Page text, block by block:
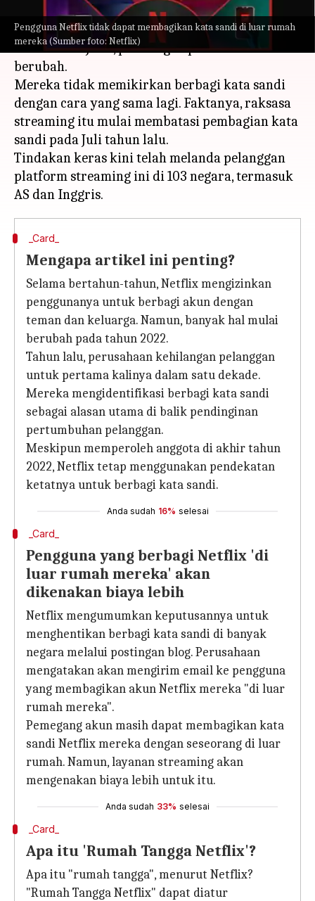
Pengguna Netflix tidak dapat membagikan kata sandi di luar rumah
mereka (Sumber foto: Netflix)
Netflix pernah berkata, "cinta adalah berbagi
kata sandi." Jelas, pandangan perusahaan telah
berubah.
Mereka tidak memikirkan berbagi kata sandi
dengan cara yang sama lagi. Faktanya, raksasa
streaming itu mulai membatasi pembagian kata
sandi pada Juli tahun lalu.
Tindakan keras kini telah melanda pelanggan
platform streaming ini di 103 negara, termasuk
_Card_
Mengapa artikel ini penting?
Selama bertahun-tahun, Netflix mengizinkan
penggunanya untuk berbagi akun dengan
teman dan keluarga. Namun, banyak hal mulai
berubah pada tahun 2022.
Tahun lalu, perusahaan kehilangan pelanggan
untuk pertama kalinya dalam satu dekade.
Mereka mengidentifikasi berbagi kata sandi
sebagai alasan utama di balik pendinginan
pertumbuhan pelanggan.
Meskipun memperoleh anggota di akhir tahun
2022, Netflix tetap menggunakan pendekatan
ketatnya untuk berbagi kata sandi.
Anda sudah 16% selesai
_Card_
Pengguna yang berbagi Netflix 'di
luar rumah mereka' akan
dikenakan biaya lebih
Netflix mengumumkan keputusannya untuk
menghentikan berbagi kata sandi di banyak
negara melalui postingan blog. Perusahaan
mengatakan akan mengirim email ke pengguna
yang membagikan akun Netflix mereka "di luar
rumah mereka".
Pemegang akun masih dapat membagikan kata
sandi Netflix mereka dengan seseorang di luar
rumah. Namun, layanan streaming akan
mengenakan biaya lebih untuk itu.
Anda sudah 33% selesai
_Card_
Apa itu 'Rumah Tangga Netflix'?
Apa itu "rumah tangga", menurut Netflix?
"Rumah Tangga Netflix" dapat diatur